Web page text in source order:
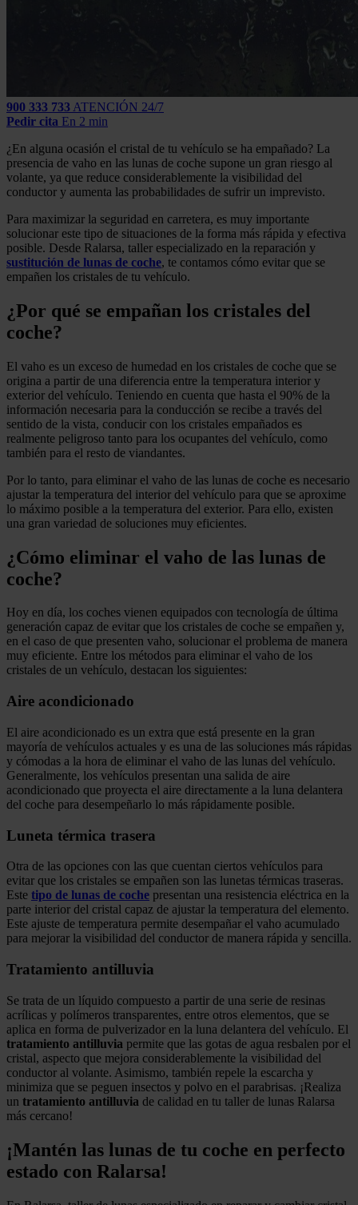
900 333 733 ATENCIÓN 24/7
Pedir cita En 2 min
¿En alguna ocasión el cristal de tu vehículo se ha empañado? La
presencia de vaho en las lunas de coche supone un gran riesgo al
volante, ya que reduce considerablemente la visibilidad del
conductor y aumenta las probabilidades de sufrir un imprevisto.
Para maximizar la seguridad en carretera, es muy importante
solucionar este tipo de situaciones de la forma más rápida y efectiva
posible. Desde Ralarsa, taller especializado en la reparación y
sustitución de lunas de coche, te contamos cómo evitar que se
empañen los cristales de tu vehículo.
¿Por qué se empañan los cristales del
coche?
El vaho es un exceso de humedad en los cristales de coche que se
origina a partir de una diferencia entre la temperatura interior y
exterior del vehículo. Teniendo en cuenta que hasta el 90% de la
información necesaria para la conducción se recibe a través del
sentido de la vista, conducir con los cristales empañados es
realmente peligroso tanto para los ocupantes del vehículo, como
también para el resto de viandantes.
Por lo tanto, para eliminar el vaho de las lunas de coche es necesario
ajustar la temperatura del interior del vehículo para que se aproxime
lo máximo posible a la temperatura del exterior. Para ello, existen
una gran variedad de soluciones muy eficientes.
¿Cómo eliminar el vaho de las lunas de
coche?
Hoy en día, los coches vienen equipados con tecnología de última
generación capaz de evitar que los cristales de coche se empañen y,
en el caso de que presenten vaho, solucionar el problema de manera
muy eficiente. Entre los métodos para eliminar el vaho de los
cristales de un vehículo, destacan los siguientes:
Aire acondicionado
El aire acondicionado es un extra que está presente en la gran
mayoría de vehículos actuales y es una de las soluciones más rápidas
y cómodas a la hora de eliminar el vaho de las lunas del vehículo.
Generalmente, los vehículos presentan una salida de aire
acondicionado que proyecta el aire directamente a la luna delantera
del coche para desempeñarlo lo más rápidamente posible.
Luneta térmica trasera
Otra de las opciones con las que cuentan ciertos vehículos para
evitar que los cristales se empañen son las lunetas térmicas traseras.
Este tipo de lunas de coche presentan una resistencia eléctrica en la
parte interior del cristal capaz de ajustar la temperatura del elemento.
Este ajuste de temperatura permite desempañar el vaho acumulado
para mejorar la visibilidad del conductor de manera rápida y sencilla.
Tratamiento antilluvia
Se trata de un líquido compuesto a partir de una serie de resinas
acrílicas y polímeros transparentes, entre otros elementos, que se
aplica en forma de pulverizador en la luna delantera del vehículo. El
tratamiento antilluvia permite que las gotas de agua resbalen por el
cristal, aspecto que mejora considerablemente la visibilidad del
conductor al volante. Asimismo, también repele la escarcha y
minimiza que se peguen insectos y polvo en el parabrisas. ¡Realiza
un tratamiento antilluvia de calidad en tu taller de lunas Ralarsa
más cercano!
¡Mantén las lunas de tu coche en perfecto
estado con Ralarsa!